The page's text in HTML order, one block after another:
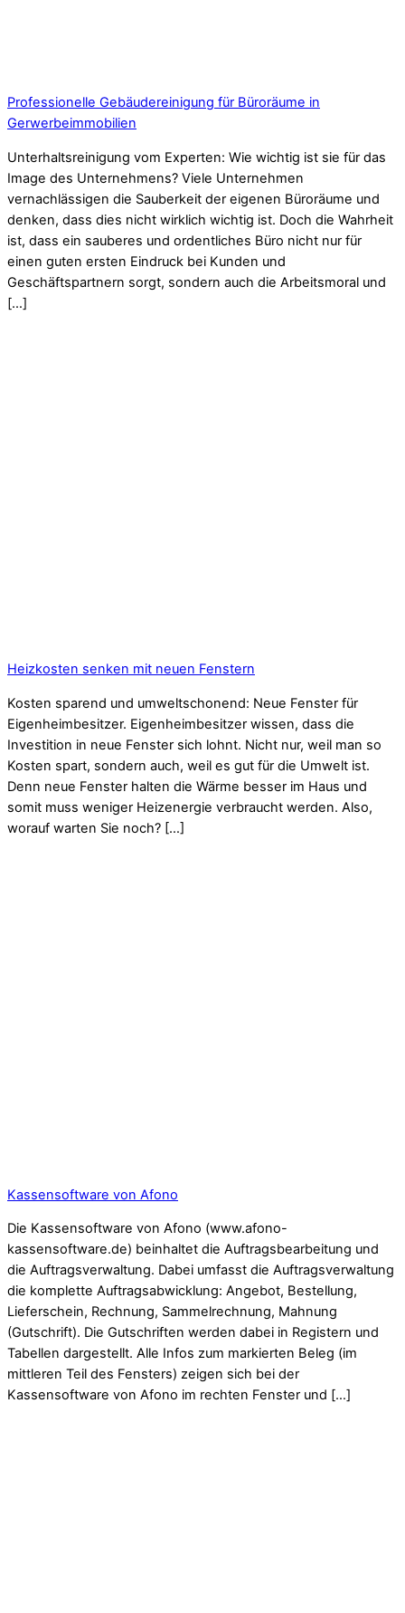
Professionelle Gebäudereinigung für Büroräume in
Gerwerbeimmobilien
Unterhaltsreinigung vom Experten: Wie wichtig ist sie für das
Image des Unternehmens? Viele Unternehmen
vernachlässigen die Sauberkeit der eigenen Büroräume und
denken, dass dies nicht wirklich wichtig ist. Doch die Wahrheit
ist, dass ein sauberes und ordentliches Büro nicht nur für
einen guten ersten Eindruck bei Kunden und
Geschäftspartnern sorgt, sondern auch die Arbeitsmoral und
[…]
Heizkosten senken mit neuen Fenstern
Kosten sparend und umweltschonend: Neue Fenster für
Eigenheimbesitzer. Eigenheimbesitzer wissen, dass die
Investition in neue Fenster sich lohnt. Nicht nur, weil man so
Kosten spart, sondern auch, weil es gut für die Umwelt ist.
Denn neue Fenster halten die Wärme besser im Haus und
somit muss weniger Heizenergie verbraucht werden. Also,
worauf warten Sie noch? […]
Kassensoftware von Afono
Die Kassensoftware von Afono (www.afono-
kassensoftware.de) beinhaltet die Auftragsbearbeitung und
die Auftragsverwaltung. Dabei umfasst die Auftragsverwaltung
die komplette Auftragsabwicklung: Angebot, Bestellung,
Lieferschein, Rechnung, Sammelrechnung, Mahnung
(Gutschrift). Die Gutschriften werden dabei in Registern und
Tabellen dargestellt. Alle Infos zum markierten Beleg (im
mittleren Teil des Fensters) zeigen sich bei der
Kassensoftware von Afono im rechten Fenster und […]